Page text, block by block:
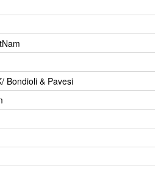
Bondioli & Pavesi